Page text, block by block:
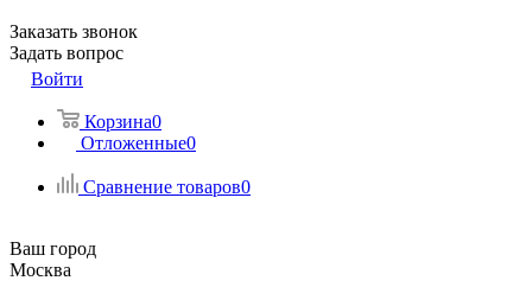
Заказать звонок
Задать вопрос
Войти
Корзина0
Отложенные0
Сравнение товаров0
Ваш город
Москва